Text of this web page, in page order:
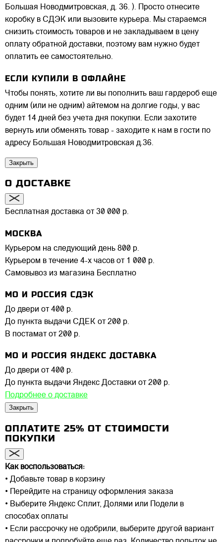
Большая Новодмитровская, д. 36. ). Просто отнесите
коробку в СДЭК или вызовите курьера. Мы стараемся
снизить стоимость товаров и не закладываем в цену
оплату обратной доставки, поэтому вам нужно будет
оплатить ее самостоятельно.
ЕСЛИ КУПИЛИ В ОФЛАЙНЕ
Чтобы понять, хотите ли вы пополнить ваш гардероб еще
одним (или не одним) айтемом на долгие годы, у вас
будет 14 дней без учета дня покупки. Если захотите
вернуть или обменять товар - заходите к нам в гости по
адресу Большая Новодмитровская д.36.
Закрыть
О ДОСТАВКЕ
Бесплатная доставка от 30 000 р.
МОСКВА
Курьером на следующий день 800 р.
Курьером в течение 4-х часов от 1 000 р.
Самовывоз из магазина Бесплатно
МО И РОССИЯ СДЭК
До двери от 400 р.
До пункта выдачи СДЕК от 200 р.
В постамат от 200 р.
МО И РОССИЯ ЯНДЕКС ДОСТАВКА
До двери от 400 р.
До пункта выдачи Яндекс Доставки от 200 р.
Подробнее о доставке
Закрыть
ОПЛАТИТЕ 25% ОТ СТОИМОСТИ
ПОКУПКИ
Как воспользоваться:
• Добавьте товар в корзину
• Перейдите на страницу оформления заказа
• Выберите Яндекс Сплит, Долями или Подели в
способах оплаты
• Если рассрочку не одобрили, выберите другой вариант